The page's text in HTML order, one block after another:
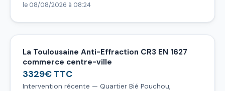
le 08/08/2026 à 08:24
La Toulousaine Anti-Effraction CR3 EN 1627
commerce centre-ville
3329€ TTC
Intervention récente — Quartier Bié Pouchou,